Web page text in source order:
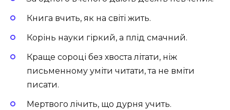
Книга вчить, як на світі жить.
Корінь науки гіркий, а плід смачний.
Краще сороці без хвоста літати, ніж
письменному уміти читати, та не вміти
писати.
Мертвого лічить, що дурня учить.